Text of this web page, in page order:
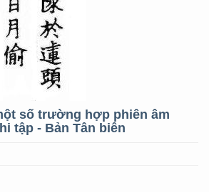
số trường hợp phiên âm
tập - Bản Tân biên